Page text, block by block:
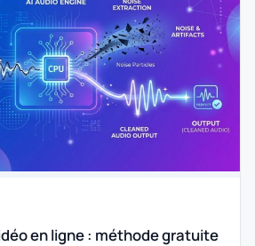
en ligne : méthode gratuite